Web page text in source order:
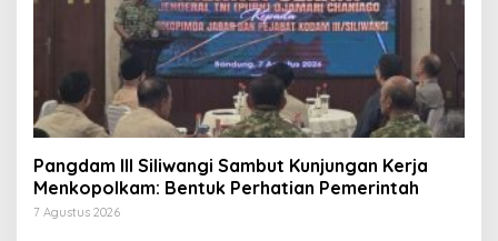
Pangdam III Siliwangi Sambut Kunjungan Kerja
Menkopolkam: Bentuk Perhatian Pemerintah
7 Agustus 2026